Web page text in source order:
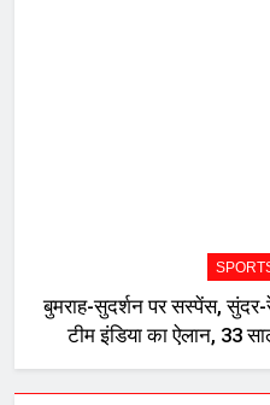
बुमराह-सुदर्शन पर सस्पेंस,
टीम इंडिया का ऐलान, 33